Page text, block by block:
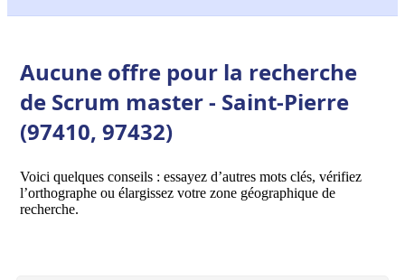
Aucune offre pour la recherche
de Scrum master - Saint-Pierre
(97410, 97432)
Voici quelques conseils : essayez d’autres mots clés, vérifiez
l’orthographe ou élargissez votre zone géographique de
recherche.